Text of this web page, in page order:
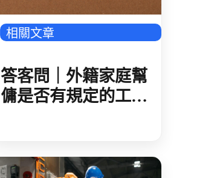
相關文章
答客問｜外籍家庭幫
傭是否有規定的工作
假的規定為何?